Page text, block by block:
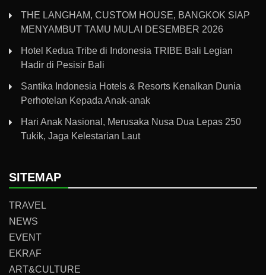
THE LANGHAM, CUSTOM HOUSE, BANGKOK SIAP
MENYAMBUT TAMU MULAI DESEMBER 2026
Hotel Kedua Tribe di Indonesia TRIBE Bali Legian
Hadir di Pesisir Bali
Santika Indonesia Hotels & Resorts Kenalkan Dunia
Perhotelan Kepada Anak-anak
Hari Anak Nasional, Merusaka Nusa Dua Lepas 250
Tukik, Jaga Kelestarian Laut
SITEMAP
TRAVEL
NEWS
EVENT
EKRAF
ART&CULTURE